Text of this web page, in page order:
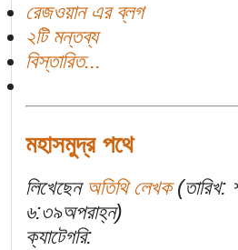
রেজওয়ান এর ব্লগ
২টি মন্তব্য
বিস্তারিত...
মহাসমুদ্র পথে
লিখেছেন অতিথি লেখক(তারিখ:
৬:৩৯অপরাহ্ন)
ক্যাটেগরি: